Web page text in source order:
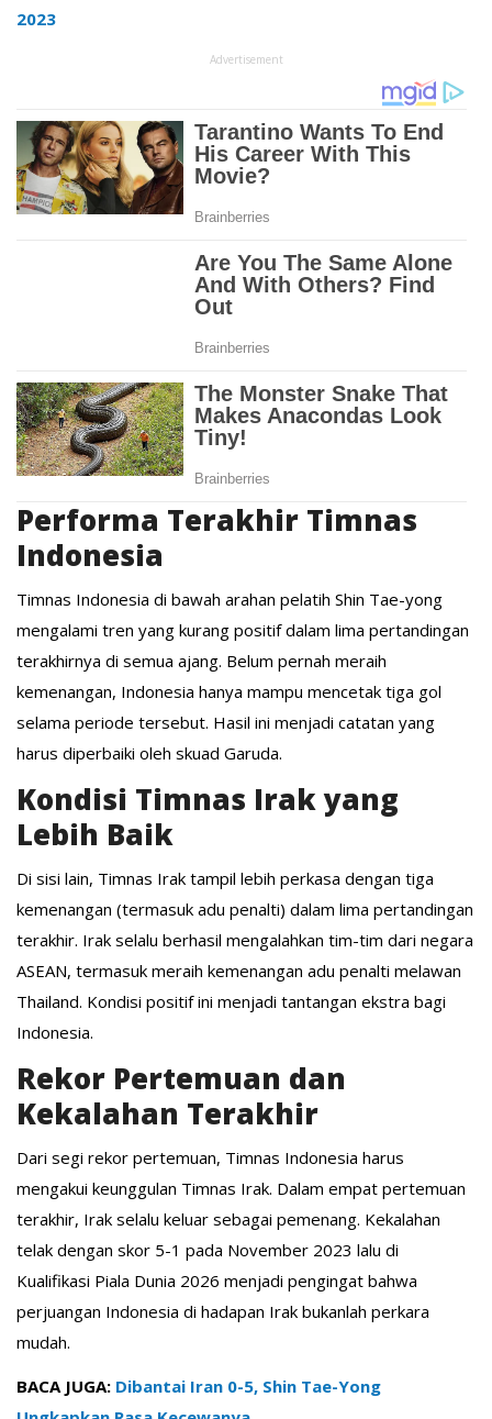
2023
Advertisement
Performa Terakhir Timnas
Indonesia
Timnas Indonesia di bawah arahan pelatih Shin Tae-yong
mengalami tren yang kurang positif dalam lima pertandingan
terakhirnya di semua ajang. Belum pernah meraih
kemenangan, Indonesia hanya mampu mencetak tiga gol
selama periode tersebut. Hasil ini menjadi catatan yang
harus diperbaiki oleh skuad Garuda.
Kondisi Timnas Irak yang
Lebih Baik
Di sisi lain, Timnas Irak tampil lebih perkasa dengan tiga
kemenangan (termasuk adu penalti) dalam lima pertandingan
terakhir. Irak selalu berhasil mengalahkan tim-tim dari negara
ASEAN, termasuk meraih kemenangan adu penalti melawan
Thailand. Kondisi positif ini menjadi tantangan ekstra bagi
Indonesia.
Rekor Pertemuan dan
Kekalahan Terakhir
Dari segi rekor pertemuan, Timnas Indonesia harus
mengakui keunggulan Timnas Irak. Dalam empat pertemuan
terakhir, Irak selalu keluar sebagai pemenang. Kekalahan
telak dengan skor 5-1 pada November 2023 lalu di
Kualifikasi Piala Dunia 2026 menjadi pengingat bahwa
perjuangan Indonesia di hadapan Irak bukanlah perkara
mudah.
BACA JUGA: Dibantai Iran 0-5, Shin Tae-Yong